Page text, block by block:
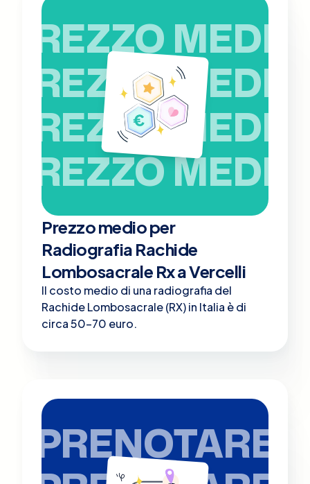
PREZZO MEDIO
PREZZO MEDIO
PREZZO MEDIO
PREZZO MEDIO
Prezzo medio per
Radiografia Rachide
Lombosacrale Rx a Vercelli
Il costo medio di una radiografia del
Rachide Lombosacrale (RX) in Italia è di
circa 50-70 euro.
PRENOTARE